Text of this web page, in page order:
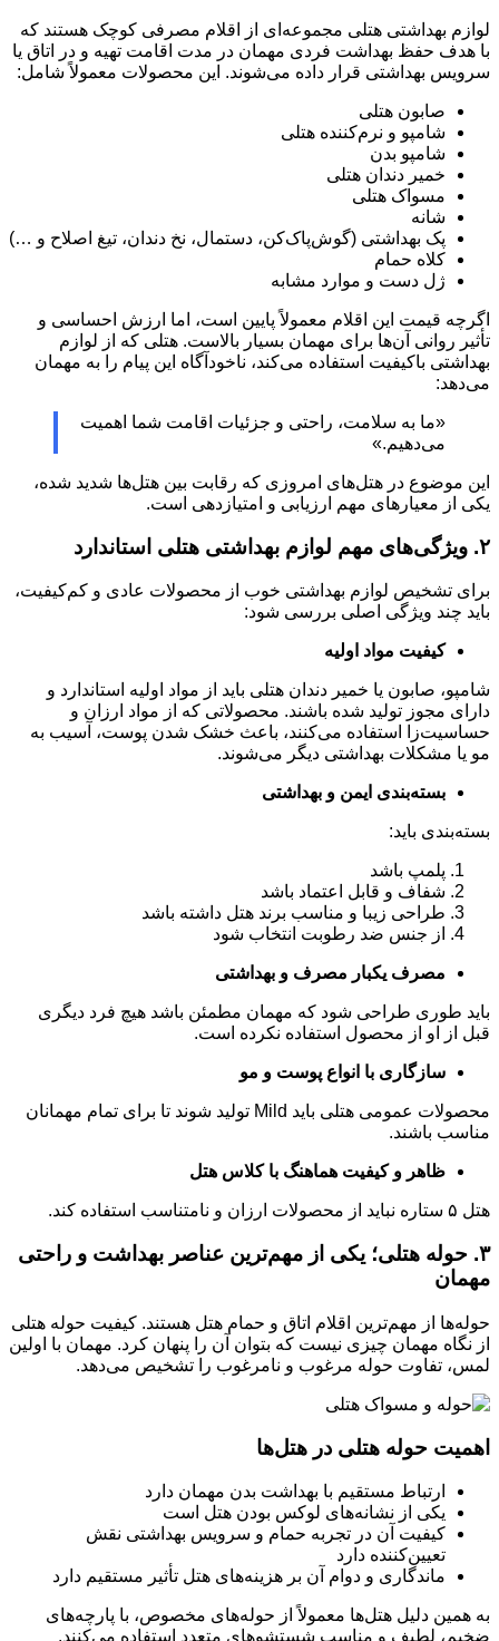
لوازم بهداشتی هتلی مجموعه‌ای از اقلام مصرفی کوچک هستند که
با هدف حفظ بهداشت فردی مهمان در مدت اقامت تهیه و در اتاق یا
سرویس بهداشتی قرار داده می‌شوند. این محصولات معمولاً شامل:
صابون هتلی
شامپو و نرم‌کننده هتلی
شامپو بدن
خمیر دندان هتلی
مسواک هتلی
شانه
پک بهداشتی (گوش‌پاک‌کن، دستمال، نخ دندان، تیغ اصلاح و …)
کلاه حمام
ژل دست و موارد مشابه
اگرچه قیمت این اقلام معمولاً پایین است، اما ارزش احساسی و
تأثیر روانی آن‌ها برای مهمان بسیار بالاست. هتلی که از لوازم
بهداشتی باکیفیت استفاده می‌کند، ناخودآگاه این پیام را به مهمان
می‌دهد:
«ما به سلامت، راحتی و جزئیات اقامت شما اهمیت
می‌دهیم.»
این موضوع در هتل‌های امروزی که رقابت بین هتل‌ها شدید شده،
یکی از معیارهای مهم ارزیابی و امتیازدهی است.
۲. ویژگی‌های مهم لوازم بهداشتی هتلی استاندارد
برای تشخیص لوازم بهداشتی خوب از محصولات عادی و کم‌کیفیت،
باید چند ویژگی اصلی بررسی شود:
کیفیت مواد اولیه
شامپو، صابون یا خمیر دندان هتلی باید از مواد اولیه استاندارد و
دارای مجوز تولید شده باشند. محصولاتی که از مواد ارزان و
حساسیت‌زا استفاده می‌کنند، باعث خشک شدن پوست، آسیب به
مو یا مشکلات بهداشتی دیگر می‌شوند.
بسته‌بندی ایمن و بهداشتی
بسته‌بندی باید:
پلمپ باشد
شفاف و قابل اعتماد باشد
طراحی زیبا و مناسب برند هتل داشته باشد
از جنس ضد رطوبت انتخاب شود
مصرف یکبار مصرف و بهداشتی
باید طوری طراحی شود که مهمان مطمئن باشد هیچ فرد دیگری
قبل از او از محصول استفاده نکرده است.
سازگاری با انواع پوست و مو
محصولات عمومی هتلی باید Mild تولید شوند تا برای تمام مهمانان
مناسب باشند.
ظاهر و کیفیت هماهنگ با کلاس هتل
هتل ۵ ستاره نباید از محصولات ارزان و نامتناسب استفاده کند.
۳. حوله هتلی؛ یکی از مهم‌ترین عناصر بهداشت و راحتی
مهمان
حوله‌ها از مهم‌ترین اقلام اتاق و حمام هتل هستند. کیفیت حوله هتلی
از نگاه مهمان چیزی نیست که بتوان آن را پنهان کرد. مهمان با اولین
لمس، تفاوت حوله مرغوب و نامرغوب را تشخیص می‌دهد.
اهمیت حوله هتلی در هتل‌ها
ارتباط مستقیم با بهداشت بدن مهمان دارد
یکی از نشانه‌های لوکس بودن هتل است
کیفیت آن در تجربه حمام و سرویس بهداشتی نقش
تعیین‌کننده دارد
ماندگاری و دوام آن بر هزینه‌های هتل تأثیر مستقیم دارد
به همین دلیل هتل‌ها معمولاً از حوله‌های مخصوص، با پارچه‌های
ضخیم، لطیف و مناسب شستشوهای متعدد استفاده می‌کنند.